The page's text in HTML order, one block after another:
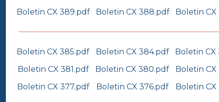
Boletin CX 389.pdf
Boletin CX 388.pdf Boletin
Boletin CX 385.pdf Boletin CX 384.pdf
Boletin
Boletin CX 381.pdf
Boletin CX 380.pdf
Boletin
Boletin CX 377.pdf
Boletin CX 376.pdf Boletin